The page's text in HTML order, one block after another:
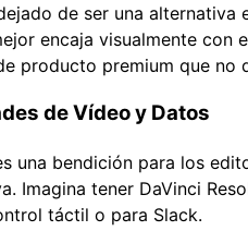
de ser una
encaja visualmente con
producto premium que no
de Vídeo y Datos
una bendición para los
Imagina tener DaVinci
táctil o para Slack.